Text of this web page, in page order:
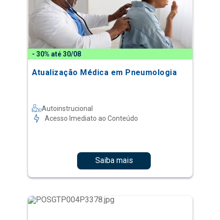
- 30% até 30/08
Atualização Médica em Pneumologia
Autoinstrucional
Acesso Imediato ao Conteúdo
Saiba mais